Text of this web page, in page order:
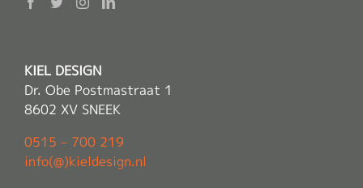
KIEL DESIGN
Dr. Obe Postmastraat 1
8602 XV SNEEK
0515 – 700 219
info(@)kieldesign.nl